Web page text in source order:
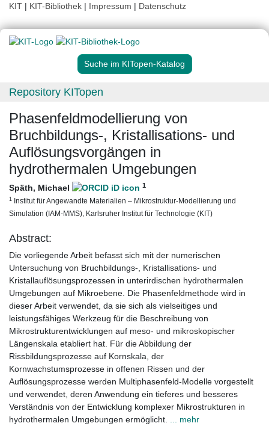
KIT | KIT-Bibliothek | Impressum | Datenschutz
Suche im KITopen-Katalog
Repository KITopen
Phasenfeldmodellierung von
Bruchbildungs-, Kristallisations- und
Auflösungsvorgängen in
hydrothermalen Umgebungen
Späth, Michael 1
1 Institut für Angewandte Materialien – Mikrostruktur-Modellierung und
Simulation (IAM-MMS), Karlsruher Institut für Technologie (KIT)
Abstract:
Die vorliegende Arbeit befasst sich mit der numerischen
Untersuchung von Bruchbildungs-, Kristallisations- und
Kristallauflösungsprozessen in unterirdischen hydrothermalen
Umgebungen auf Mikroebene. Die Phasenfeldmethode wird in
dieser Arbeit verwendet, da sie sich als vielseitiges und
leistungsfähiges Werkzeug für die Beschreibung von
Mikrostrukturentwicklungen auf meso- und mikroskopischer
Längenskala etabliert hat. Für die Abbildung der
Rissbildungsprozesse auf Kornskala, der
Kornwachstumsprozesse in offenen Rissen und der
Auflösungsprozesse werden Multiphasenfeld-Modelle vorgestellt
und verwendet, deren Anwendung ein tieferes und besseres
Verständnis von der Entwicklung komplexer Mikrostrukturen in
hydrothermalen Umgebungen ermöglicht.
... mehr